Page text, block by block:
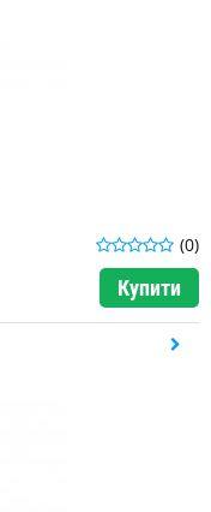
(0)
Купити